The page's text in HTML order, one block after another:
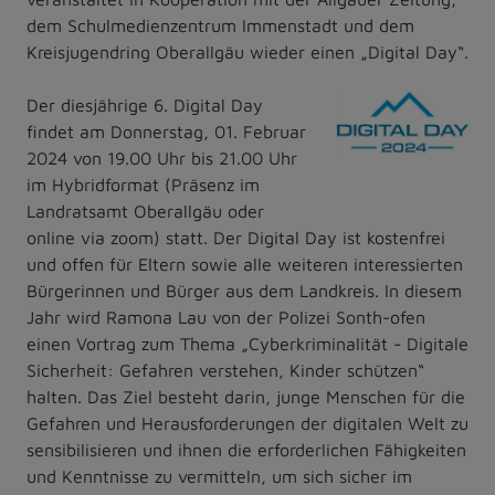
dem Schulmedienzentrum Immenstadt und dem
Kreisjugendring Oberallgäu wieder einen „Digital Day“.
Der diesjährige 6. Digital Day
findet am Donnerstag, 01. Februar
2024 von 19.00 Uhr bis 21.00 Uhr
im Hybridformat (Präsenz im
Landratsamt Oberallgäu oder
online via zoom) statt. Der Digital Day ist kostenfrei
und offen für Eltern sowie alle weiteren interessierten
Bürgerinnen und Bürger aus dem Landkreis. In diesem
Jahr wird Ramona Lau von der Polizei Sonth-ofen
einen Vortrag zum Thema „Cyberkriminalität - Digitale
Sicherheit: Gefahren verstehen, Kinder schützen“
halten. Das Ziel besteht darin, junge Menschen für die
Gefahren und Herausforderungen der digitalen Welt zu
sensibilisieren und ihnen die erforderlichen Fähigkeiten
und Kenntnisse zu vermitteln, um sich sicher im